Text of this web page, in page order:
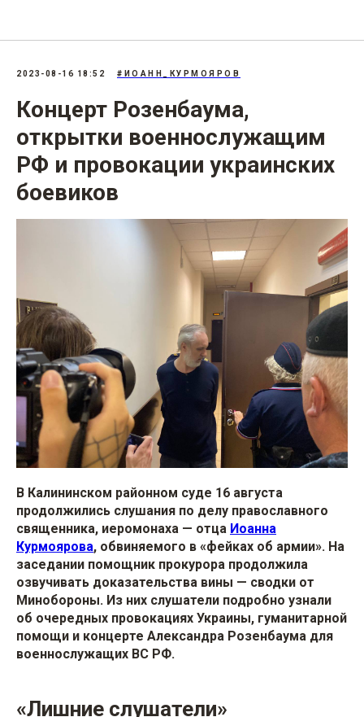
2023-08-16 18:52 #ИОАНН_КУРМОЯРОВ
Концерт Розенбаума,
открытки военнослужащим
РФ и провокации украинских
боевиков
В Калининском районном суде 16 августа
продолжились слушания по делу православного
священника, иеромонаха — отца Иоанна
Курмоярова, обвиняемого в «фейках об армии». На
заседании помощник прокурора продолжила
озвучивать доказательства вины — сводки от
Минобороны. Из них слушатели подробно узнали
об очередных провокациях Украины, гуманитарной
помощи и концерте Александра Розенбаума для
военнослужащих ВС РФ.
«Лишние слушатели»